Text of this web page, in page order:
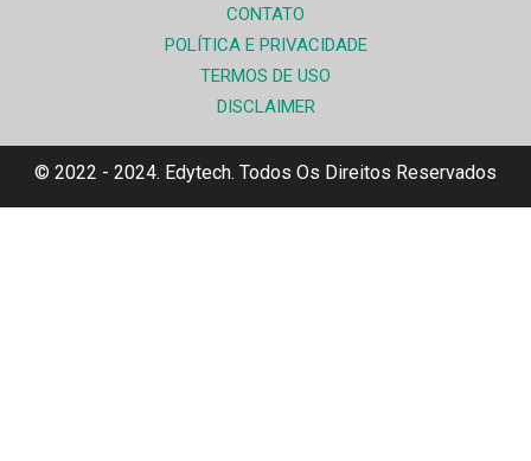
CONTATO
POLÍTICA E PRIVACIDADE
TERMOS DE USO
DISCLAIMER
© 2022 - 2024. Edytech. Todos Os Direitos Reservados